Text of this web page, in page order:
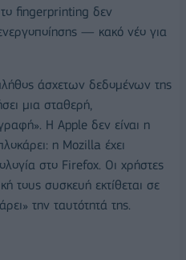
fingerprinting δεν
— κακό νέο για
άσχετων δεδομένων της
μια σταθερή,
Η Apple δεν είναι η
η Mozilla έχει
στο Firefox. Οι χρήστες
τους συσκευή εκτίθεται σε
την ταυτότητά της.